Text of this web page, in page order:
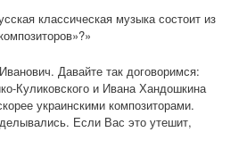
классическая музыка состоит из
Давайте так договоримся:
Куликовского и Ивана Хандошкина
украинскими композиторами.
Если Вас это утешит,